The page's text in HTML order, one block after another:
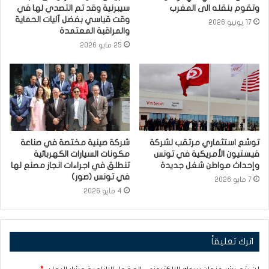
وتقوم بنقله الى المغرب
17 يونيو 2026
سيبرنية وقد تم التصدي لها في
وقت قياسي بفضل آليات الحماية
والمراقبة المعتمدة
25 مايو 2026
توسّع استثماري مرتقب لشركة
فيستيون الأمريكية في تونس
وإحداث مواطن شغل جديدة
7 مايو 2026
شركة صينية مختصة في صناعة
مكونات السيارات الكهربائية
تنطلق في اجراءات انجاز مصنع لها
في تونس (صور)
4 مايو 2026
اترك تعليقاً